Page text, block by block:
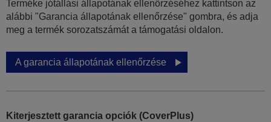
Terméke jótállási állapotának ellenőrzéséhez kattintson az
alábbi "Garancia állapotának ellenőrzése" gombra, és adja
meg a termék sorozatszámát a támogatási oldalon.
A garancia állapotának ellenőrzése
Kiterjesztett garancia opciók (CoverPlus)